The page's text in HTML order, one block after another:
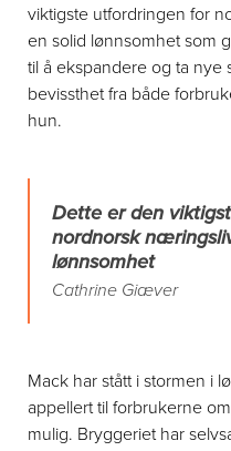
viktigste utfordringen for
en solid lønnsomhet som
til å ekspandere og ta nye
bevissthet fra både
hun.
Dette er den
nordnorsk
lønnsomhet
Cathrine Giæver
Mack har stått i stormen i
appellert til forbrukerne
mulig. Bryggeriet har